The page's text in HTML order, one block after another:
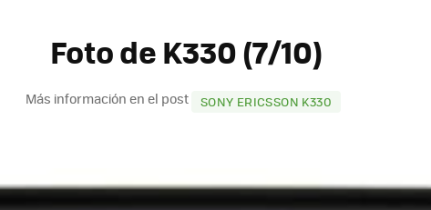
Foto de K330 (7/10)
Más información en el post SONY ERICSSON K330